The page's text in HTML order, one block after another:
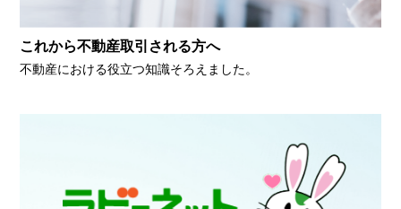
これから不動産取引される方へ
不動産における役立つ知識そろえました。